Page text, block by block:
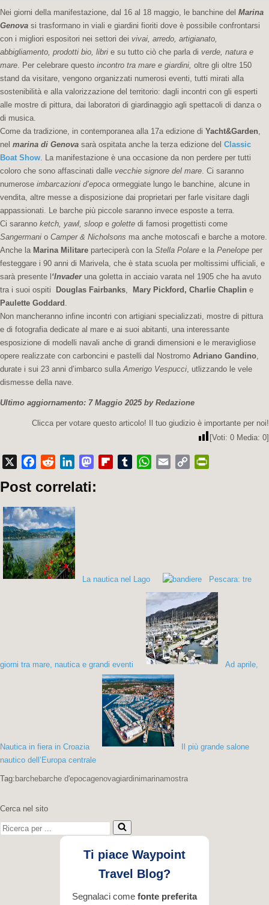
Nei giorni della manifestazione, dal 16 al 18 maggio, le banchine del Marina
Genova si trasformano in viali e giardini fioriti dove è possibile confrontarsi
con i migliori espositori nei settori dei vivai, arredo, artigianato,
abbigliamento, prodotti bio, libri e su tutto ciò che parla di verde, natura e
mare. Per celebrare questo incontro tra mare e giardini, oltre gli oltre 150
stand da visitare, vengono organizzati numerosi eventi, tutti mirati alla
sostenibilità e alla valorizzazione del territorio: dagli incontri con gli esperti
alle mostre di pittura, dai laboratori di giardinaggio agli spettacoli di danza o
di musica.
Come da tradizione, in contemporanea alla 17a edizione di Yacht&Garden,
nel marina di Genova sarà ospitata anche la terza edizione del Classic
Boat Show. La manifestazione è una occasione da non perdere per tutti
coloro che sono affascinati dalle vecchie signore del mare. Ci saranno
numerose imbarcazioni d’epoca ormeggiate lungo le banchine, alcune in
vendita, altre messe a disposizione dai proprietari per farle visitare dagli
appassionati. Le barche più piccole saranno invece esposte a terra.
Ci saranno ketch, yawl, sloop e golette di famosi progettisti come
Sangermani o Camper & Nicholsons ma anche motoscafi e barche a motore.
Anche la Marina Militare parteciperà con la Stella Polare e laPenelope per
festeggare i 90 anni di Marivela, che è stata scuola per moltissimi ufficiali, e
sarà presente l ‘Invaderuna goletta in acciaio varata nel 1905 che ha avuto
tra i suoi ospiti
Douglas Fairbanks, Mary Pickford, Charlie Chaplin e
Paulette Goddard .
Non mancheranno infine incontri con artigiani specializzati, mostre di pittura
e di fotografia dedicate al mare e ai suoi abitanti, una interessante
esposizione di modelli navali anche di grandi dimensioni e le meravigliose
opere realizzate con carboncini e pastelli dal Nostromo Adriano Gandino,
durate i sui 23 anni d’imbarco sullaAmerigo Vespucci, utlizzando le vele
dismesse della nave.
Ultimo aggiornamento: 7 Maggio 2025 by Redazione
Clicca per votare questo articolo! Il tuo giudizio è importante per noi!
[Voti: 0 Media: 0]
Post correlati:
La nautica nel Lago Pescara: tre
giorni tra mare, nautica e grandi eventi Ad aprile,
Nautica in fiera in Croazia
Il più grande salone
nautico dell’Europa centrale
Tag: barchebarche d'epocagenovagiardinimarinamostra
Cerca nel sito
Ricerca
per
Ti piace Waypoint
Travel Blog?
Segnalaci come fonte preferita